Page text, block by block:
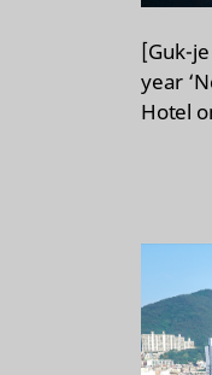
[Guk-
year
Hotel